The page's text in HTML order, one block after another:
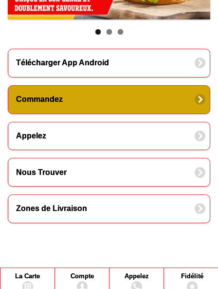
Télécharger App Android
Commandez
Appelez
Nous Trouver
Zones de Livraison
La Carte Compte Appelez Fidélité